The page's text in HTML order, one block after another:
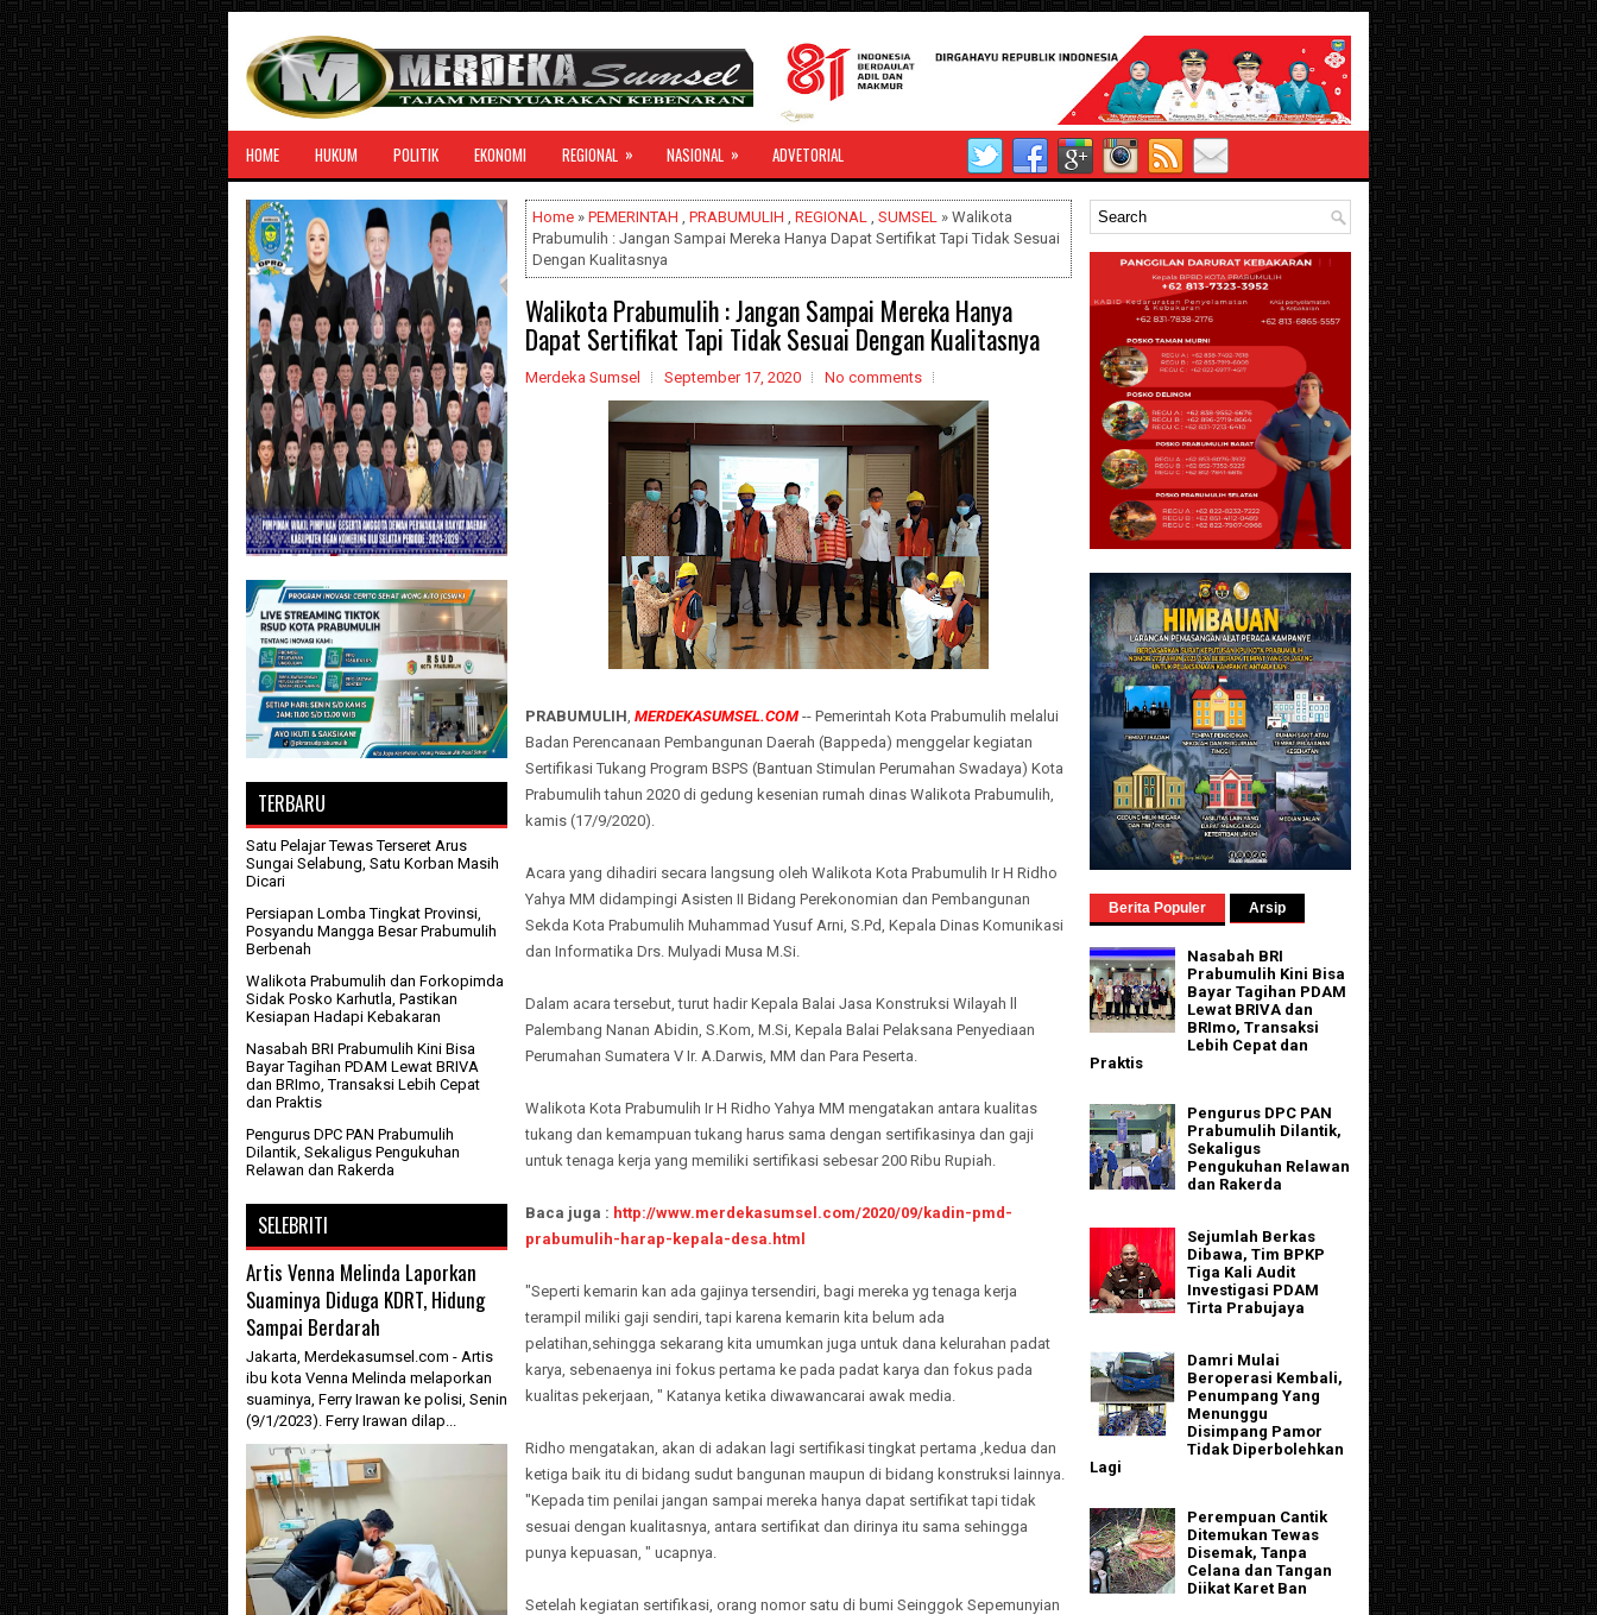
HOME HUKUM POLITIK EKONOMI REGIONAL » NASIONAL » ADVETORIAL
Home » PEMERINTAH , PRABUMULIH , REGIONAL , SUMSEL » Walikota
Prabumulih : Jangan Sampai Mereka Hanya Dapat Sertifikat Tapi Tidak Sesuai
Dengan Kualitasnya
Walikota Prabumulih : Jangan Sampai Mereka Hanya
Dapat Sertifikat Tapi Tidak Sesuai Dengan Kualitasnya
Merdeka Sumsel September 17, 2020 No comments
PRABUMULIH, MERDEKASUMSEL.COM -- Pemerintah Kota Prabumulih melalui
Badan Perencanaan Pembangunan Daerah (Bappeda) menggelar kegiatan
Sertifikasi Tukang Program BSPS (Bantuan Stimulan Perumahan Swadaya) Kota
Prabumulih tahun 2020 di gedung kesenian rumah dinas Walikota Prabumulih,
kamis (17/9/2020).
Acara yang dihadiri secara langsung oleh Walikota Kota Prabumulih Ir H Ridho
Yahya MM didampingi Asisten II Bidang Perekonomian dan Pembangunan
Sekda Kota Prabumulih Muhammad Yusuf Arni, S.Pd, Kepala Dinas Komunikasi
dan Informatika Drs. Mulyadi Musa M.Si.
Dalam acara tersebut, turut hadir Kepala Balai Jasa Konstruksi Wilayah ll
Palembang Nanan Abidin, S.Kom, M.Si, Kepala Balai Pelaksana Penyediaan
Perumahan Sumatera V Ir. A.Darwis, MM dan Para Peserta.
Walikota Kota Prabumulih Ir H Ridho Yahya MM mengatakan antara kualitas
tukang dan kemampuan tukang harus sama dengan sertifikasinya dan gaji
untuk tenaga kerja yang memiliki sertifikasi sebesar 200 Ribu Rupiah.
Baca juga : http://www.merdekasumsel.com/2020/09/kadin-pmd-
prabumulih-harap-kepala-desa.html
"Seperti kemarin kan ada gajinya tersendiri, bagi mereka yg tenaga kerja
terampil miliki gaji sendiri, tapi karena kemarin kita belum ada
pelatihan,sehingga sekarang kita umumkan juga untuk dana kelurahan padat
karya, sebenaenya ini fokus pertama ke pada padat karya dan fokus pada
kualitas pekerjaan, " Katanya ketika diwawancarai awak media.
Ridho mengatakan, akan di adakan lagi sertifikasi tingkat pertama ,kedua dan
ketiga baik itu di bidang sudut bangunan maupun di bidang konstruksi lainnya.
"Kepada tim penilai jangan sampai mereka hanya dapat sertifikat tapi tidak
sesuai dengan kualitasnya, antara sertifikat dan dirinya itu sama sehingga
punya kepuasan, " ucapnya.
Setelah kegiatan sertifikasi, orang nomor satu di bumi Seinggok Sepemunyian
TERBARU
Satu Pelajar Tewas Terseret Arus
Sungai Selabung, Satu Korban Masih
Dicari
Persiapan Lomba Tingkat Provinsi,
Posyandu Mangga Besar Prabumulih
Berbenah
Walikota Prabumulih dan Forkopimda
Sidak Posko Karhutla, Pastikan
Kesiapan Hadapi Kebakaran
Nasabah BRI Prabumulih Kini Bisa
Bayar Tagihan PDAM Lewat BRIVA
dan BRImo, Transaksi Lebih Cepat
dan Praktis
Pengurus DPC PAN Prabumulih
Dilantik, Sekaligus Pengukuhan
Relawan dan Rakerda
SELEBRITI
Artis Venna Melinda Laporkan
Suaminya Diduga KDRT, Hidung
Sampai Berdarah
Jakarta, Merdekasumsel.com - Artis
ibu kota Venna Melinda melaporkan
suaminya, Ferry Irawan ke polisi, Senin
(9/1/2023). Ferry Irawan dilap...
Berita Populer Arsip
Nasabah BRI
Prabumulih Kini Bisa
Bayar Tagihan PDAM
Lewat BRIVA dan
BRImo, Transaksi
Lebih Cepat dan
Praktis
Pengurus DPC PAN
Prabumulih Dilantik,
Sekaligus
Pengukuhan Relawan
dan Rakerda
Sejumlah Berkas
Dibawa, Tim BPKP
Tiga Kali Audit
Investigasi PDAM
Tirta Prabujaya
Damri Mulai
Beroperasi Kembali,
Penumpang Yang
Menunggu
Disimpang Pamor
Tidak Diperbolehkan
Lagi
Perempuan Cantik
Ditemukan Tewas
Disemak, Tanpa
Celana dan Tangan
Diikat Karet Ban